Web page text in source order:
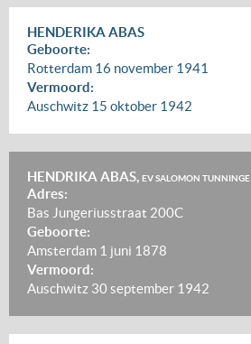
HENDERIKA ABAS
Geboorte:
Rotterdam 16 november 1941
Vermoord:
Auschwitz 15 oktober 1942
HENDRIKA ABAS, EV SALOMON TUNNINGE
Adres:
Bas Jungeriusstraat 200C
Geboorte:
Amsterdam 1 juni 1878
Vermoord:
Auschwitz 30 september 1942